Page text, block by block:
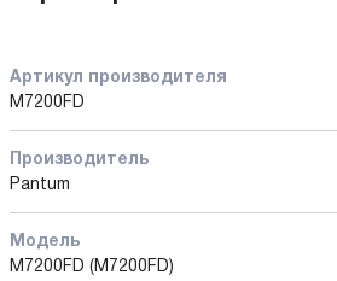
Артикул производителя
M7200FD
Производитель
Pantum
Модель
M7200FD (M7200FD)